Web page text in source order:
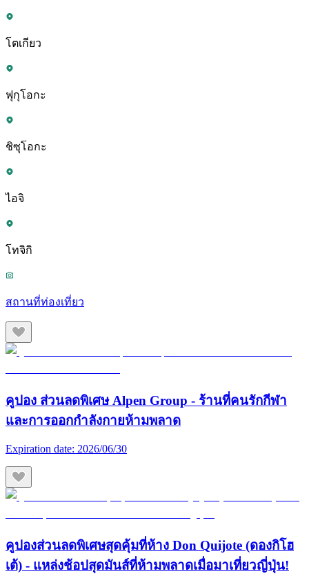
โตเกียว
ฟุกุโอกะ
ชิซุโอกะ
ไอจิ
โทจิกิ
สถานที่ท่องเที่ยว
คูปอง ส่วนลดพิเศษ Alpen Group - ร้านที่คนรักกีฬา
และการออกกำลังกายห้ามพลาด
Expiration date: 2026/06/30
คูปองส่วนลดพิเศษสุดคุ้มที่ห้าง Don Quijote (ดองกิโฮ
เต้) - แหล่งช้อปสุดมันส์ที่ห้ามพลาดเมื่อมาเที่ยวญี่ปุ่น!